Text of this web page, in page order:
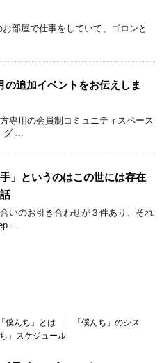
部屋で仕事をしていて、ゴロンと
の追加イベントをお伝えしま
専用の会員制コミュニティスペース
ダ ...
手」というのはこの世には存在
いのお引き合わせが３件あり、それ
...
「僕んち」とは
「僕んち」のシス
ち」スケジュール